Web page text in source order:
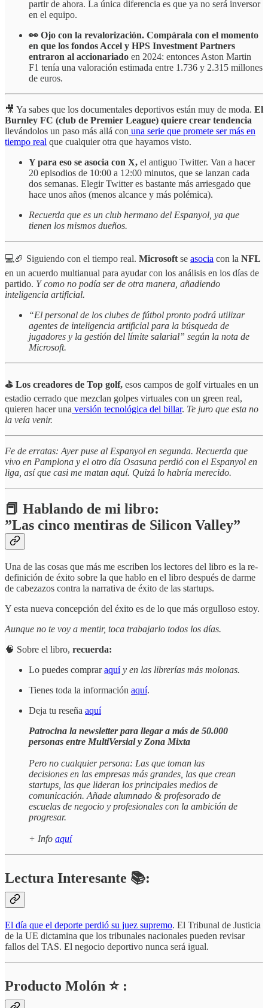
partir de ahora. La única diferencia es que ya no será inversor
en el equipo.
👀 Ojo con la revalorización. Compárala con el momento
en que los fondos Accel y HPS Investment Partners
entraron al accionariado en 2024: entonces Aston Martin
F1 tenía una valoración estimada entre 1.736 y 2.315 millones
de euros.
🎥 Ya sabes que los documentales deportivos están muy de moda. El
Burnley FC (club de Premier League) quiere crear tendencia
llevándolos un paso más allá con una serie que promete ser más en
tiempo real que cualquier otra que hayamos visto.
Y para eso se asocia con X, el antiguo Twitter. Van a hacer
20 episodios de 10:00 a 12:00 minutos, que se lanzan cada
dos semanas. Elegir Twitter es bastante más arriesgado que
hace unos años (menos alcance y más polémica).
Recuerda que es un club hermano del Espanyol, ya que
tienen los mismos dueños.
💻🏈 Siguiendo con el tiempo real. Microsoft se asocia con la NFL
en un acuerdo multianual para ayudar con los análisis en los días de
partido. Y como no podía ser de otra manera, añadiendo
inteligencia artificial.
“El personal de los clubes de fútbol pronto podrá utilizar
agentes de inteligencia artificial para la búsqueda de
jugadores y la gestión del límite salarial” según la nota de
Microsoft.
⛳️ Los creadores de Top golf, esos campos de golf virtuales en un
estadio cerrado que mezclan golpes virtuales con un green real,
quieren hacer una versión tecnológica del billar. Te juro que esta no
la veía venir.
Fe de erratas: Ayer puse al Espanyol en segunda. Recuerda que
vivo en Pamplona y el otro día Osasuna perdió con el Espanyol en
liga, así que casi me matan aquí. Quizá lo habría merecido.
📕 Hablando de mi libro:
”Las cinco mentiras de Silicon Valley”
Una de las cosas que más me escriben los lectores del libro es la re-
definición de éxito sobre la que hablo en el libro después de darme
de cabezazos contra la narrativa de éxito de las startups.
Y esta nueva concepción del éxito es de lo que más orgulloso estoy.
Aunque no te voy a mentir, toca trabajarlo todos los días.
🧠 Sobre el libro, recuerda:
Lo puedes compraraquí y en las librerías más molonas.
Tienes toda la información aquí.
Deja tu reseña aquí
Patrocina la newsletter para llegar a más de 50.000
personas entre MultiVersial y Zona Mixta
Pero no cualquier persona: Las que toman las
decisiones en las empresas más grandes, las que crean
startups, las que lideran los principales medios de
comunicación. Añade alumnado & profesorado de
escuelas de negocio y profesionales con la ambición de
progresar.
+ Info aquí
Lectura Interesante 📚:
El día que el deporte perdió su juez supremo. El Tribunal de Justicia
de la UE dictamina que los tribunales nacionales pueden revisar
fallos del TAS. El negocio deportivo nunca será igual.
Producto Molón ⭐ :